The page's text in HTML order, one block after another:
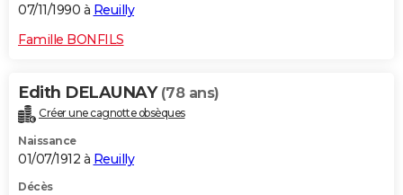
07/11/1990 à Reuilly
Famille BONFILS
Edith DELAUNAY (78 ans)
Créer une cagnotte obsèques
Naissance
01/07/1912 à Reuilly
Décès